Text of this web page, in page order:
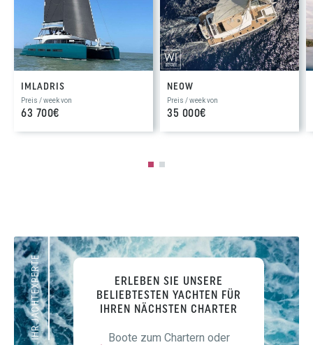
IMLADRIS
Preis / week von
63 700€
NEOW
Preis / week von
35 000€
IHR JACHTEXPERTE
ERLEBEN SIE UNSERE
BELIEBTESTEN YACHTEN FÜR
IHREN NÄCHSTEN CHARTER
Boote zum Chartern oder